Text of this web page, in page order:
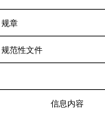
规章
规范性文件
信息内容